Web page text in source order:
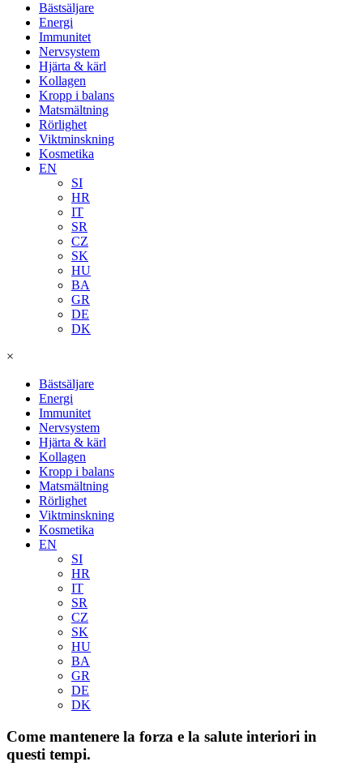
Bästsäljare
Energi
Immunitet
Nervsystem
Hjärta & kärl
Kollagen
Kropp i balans
Matsmältning
Rörlighet
Viktminskning
Kosmetika
EN
SI
HR
IT
SR
CZ
SK
HU
BA
GR
DE
DK
×
Bästsäljare
Energi
Immunitet
Nervsystem
Hjärta & kärl
Kollagen
Kropp i balans
Matsmältning
Rörlighet
Viktminskning
Kosmetika
EN
SI
HR
IT
SR
CZ
SK
HU
BA
GR
DE
DK
Come mantenere la forza e la salute interiori in
questi tempi.